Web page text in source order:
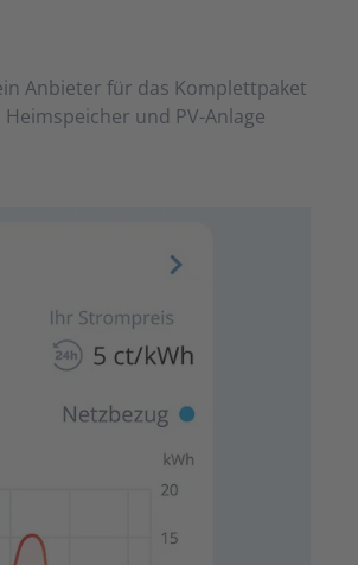
Anbieter für das Komplett­paket
und PV-Anlage